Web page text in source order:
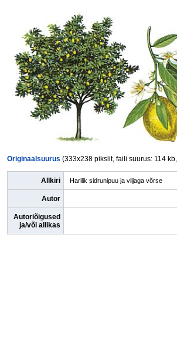
Originaalsuurus (333x238 pikslit, faili suurus: 114
Allkiri Harilik sidrunipuu ja viljaga võrse
Autor
Autoriõigused
ja/või allikas